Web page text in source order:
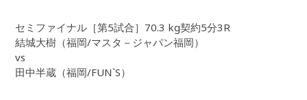
セミファイナル［第5試合］70.3 kg契約5分3R
結城大樹（福岡/マスタ－ジャパン福岡）
vs
田中半蔵（福岡/FUN`S）